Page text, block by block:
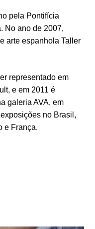
pela Pontifícia
No ano de 2007,
arte espanhola Taller
representado em
e em 2011 é
galeria AVA, em
no Brasil,
e França.